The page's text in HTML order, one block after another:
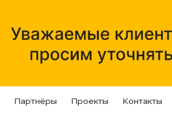
Партнёры Проекты Контакты